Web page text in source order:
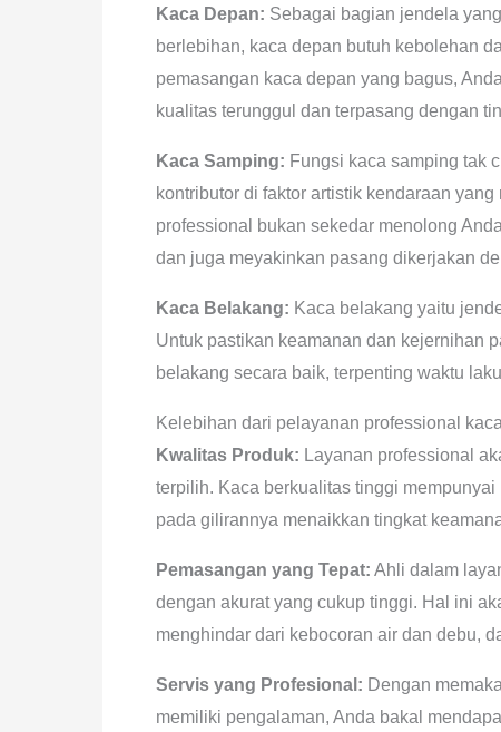
Kaca Depan: Sebagai bagian jendela
berlebihan, kaca depan butuh kebolehan
pemasangan kaca depan yang bagus,
kualitas terunggul dan terpasang dengan
Kaca Samping: Fungsi kaca samping tak
kontributor di faktor artistik kendaraan
professional bukan sekedar menolong
dan juga meyakinkan pasang dikerjakan
Kaca Belakang: Kaca belakang yaitu
Untuk pastikan keamanan dan kejernihan
belakang secara baik, terpenting waktu
Kelebihan dari pelayanan professional
Kwalitas Produk: Layanan professional
terpilih. Kaca berkualitas tinggi
pada gilirannya menaikkan tingkat
Pemasangan yang Tepat: Ahli dalam
dengan akurat yang cukup tinggi. Hal ini
menghindar dari kebocoran air dan debu,
Servis yang Profesional: Dengan
memiliki pengalaman, Anda bakal